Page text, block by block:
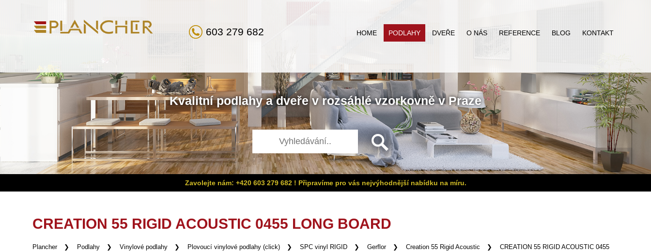
603 279 682 HOME PODLAHY DVEŘE O NÁS REFERENCE BLOG KONTAKT
Kvalitnípodlahyadveřev rozsáhlévzorkovněv Praze
Zavolejte nám: +420 603 279 682 ! Připravíme pro vás nejvýhodnější nabídku na míru.
CREATION 55 RIGID ACOUSTIC 0455 LONG BOARD
Plancher Podlahy Vinylové podlahy Plovoucí vinylové podlahy (click) SPC vinyl RIGID Gerflor Creation 55 Rigid Acoustic
CREATION 55 RIGID ACOUSTIC 0455